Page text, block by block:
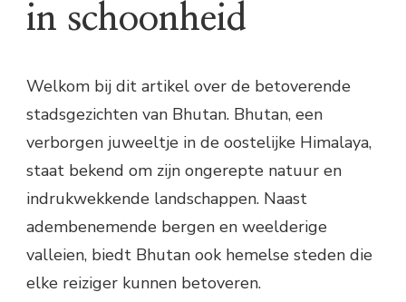
in schoonheid
Welkom bij dit artikel over de betoverende
stadsgezichten van Bhutan. Bhutan, een
verborgen juweeltje in de oostelijke Himalaya,
staat bekend om zijn ongerepte natuur en
indrukwekkende landschappen. Naast
adembenemende bergen en weelderige
valleien, biedt Bhutan ook hemelse steden die
elke reiziger kunnen betoveren.